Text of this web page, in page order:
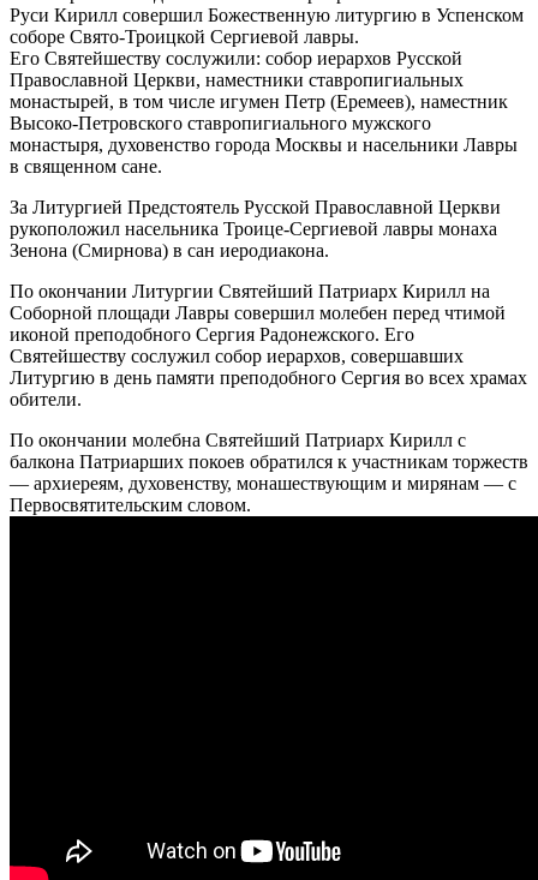
Руси Кирилл совершил Божественную литургию в Успенском
соборе Свято-Троицкой Сергиевой лавры.
Его Святейшеству сослужили: собор иерархов Русской
Православной Церкви, наместники ставропигиальных
монастырей, в том числе игумен Петр (Еремеев), наместник
Высоко-Петровского ставропигиального мужского
монастыря, духовенство города Москвы и насельники Лавры
в священном сане.
За Литургией Предстоятель Русской Православной Церкви
рукоположил насельника Троице-Сергиевой лавры монаха
Зенона (Смирнова) в сан иеродиакона.
По окончании Литургии Святейший Патриарх Кирилл на
Соборной площади Лавры совершил молебен перед чтимой
иконой преподобного Сергия Радонежского. Его
Святейшеству сослужил собор иерархов, совершавших
Литургию в день памяти преподобного Сергия во всех храмах
обители.
По окончании молебна Святейший Патриарх Кирилл с
балкона Патриарших покоев обратился к участникам торжеств
— архиереям, духовенству, монашествующим и мирянам — с
Первосвятительским словом.